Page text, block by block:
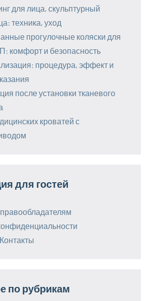
для лица, скульптурный
техника, уход
прогулочные коляски для
комфорт и безопасность
процедура, эффект и
после установки тканевого
кроватей с
для гостей
по рубрикам